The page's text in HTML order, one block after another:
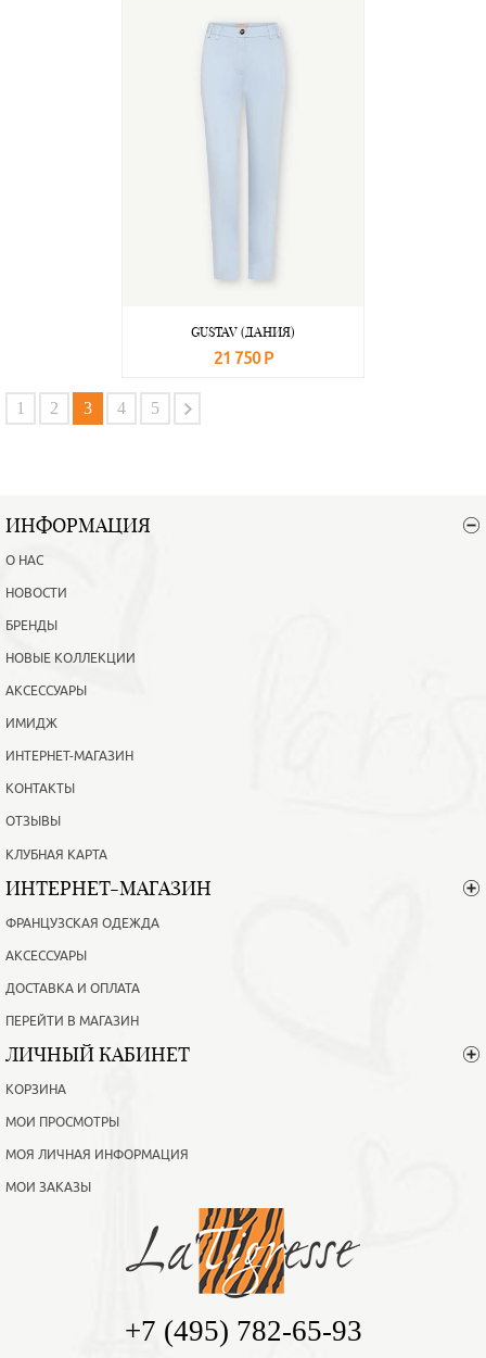
GUSTAV (ДАНИЯ)
21 750 Р
В корзину
1 2 3 4 5
ИНФОРМАЦИЯ
О НАС
НОВОСТИ
БРЕНДЫ
НОВЫЕ КОЛЛЕКЦИИ
АКСЕССУАРЫ
ИМИДЖ
ИНТЕРНЕТ-МАГАЗИН
КОНТАКТЫ
ОТЗЫВЫ
КЛУБНАЯ КАРТА
ИНТЕРНЕТ-МАГАЗИН
ФРАНЦУЗСКАЯ ОДЕЖДА
АКСЕССУАРЫ
ДОСТАВКА И ОПЛАТА
ПЕРЕЙТИ В МАГАЗИН
ЛИЧНЫЙ КАБИНЕТ
КОРЗИНА
МОИ ПРОСМОТРЫ
МОЯ ЛИЧНАЯ ИНФОРМАЦИЯ
МОИ ЗАКАЗЫ
+7 (495) 782-65-93